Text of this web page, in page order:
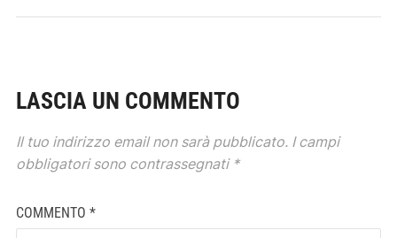
LASCIA UN COMMENTO
Il tuo indirizzo email non sarà pubblicato. I campi
obbligatori sono contrassegnati *
COMMENTO *